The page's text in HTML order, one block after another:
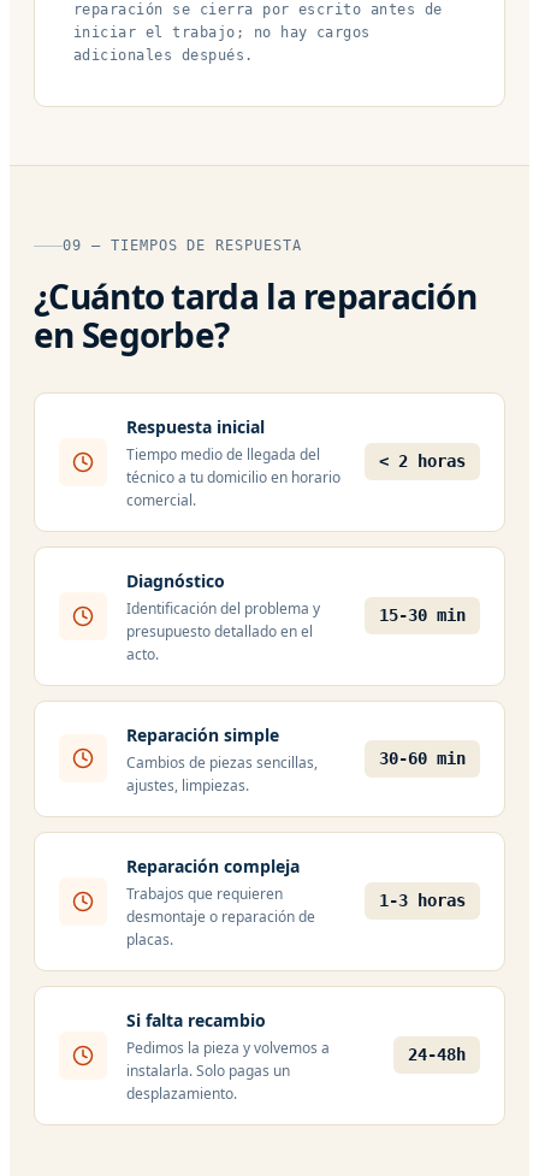
reparación se cierra por escrito antes de
iniciar el trabajo; no hay cargos
adicionales después.
09 — TIEMPOS DE RESPUESTA
¿Cuánto tarda la reparación
en Segorbe?
Respuesta inicial
Tiempo medio de llegada del
técnico a tu domicilio en horario
comercial.
< 2 horas
Diagnóstico
Identificación del problema y
presupuesto detallado en el
acto.
15-30 min
Reparación simple
Cambios de piezas sencillas,
ajustes, limpiezas.
30-60 min
Reparación compleja
Trabajos que requieren
desmontaje o reparación de
placas.
1-3 horas
Si falta recambio
Pedimos la pieza y volvemos a
instalarla. Solo pagas un
desplazamiento.
24-48h